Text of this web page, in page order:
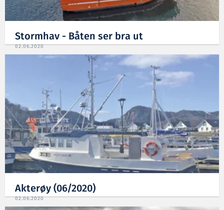
Stormhav - Båten ser bra ut
02.06.2020
Akterøy (06/2020)
02.06.2020